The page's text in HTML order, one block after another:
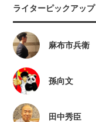
ライターピックアップ
麻布市兵衛
孫向文
田中秀臣